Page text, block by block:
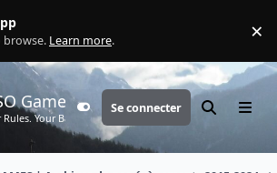
browse. Learn more. ×
Games
Your Battle.Customizer
Se connecter Rechercher
Menu